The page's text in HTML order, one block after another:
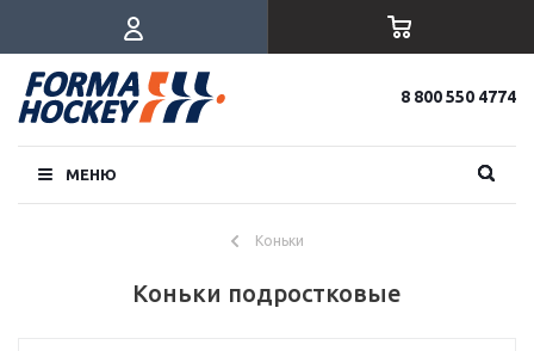
8 800 550 4774
МЕНЮ
Коньки
Коньки подростковые